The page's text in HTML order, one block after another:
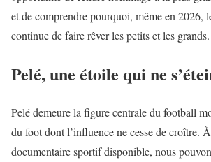
et de comprendre pourquoi, même en 2026,
continue de faire rêver les petits et les grands.
Pelé, une étoile qui ne
Pelé demeure la figure centrale du football
du foot dont l’influence ne cesse de croître.
documentaire sportif disponible, nous